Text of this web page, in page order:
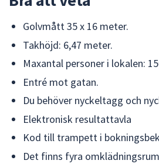
Golvmått 35 x 16 meter.
Takhöjd: 6,47 meter.
Maxantal personer i lokalen:
Entré mot gatan.
Du behöver nyckeltagg och
Elektronisk resultattavla
Kod till trampett i
Det finns fyra